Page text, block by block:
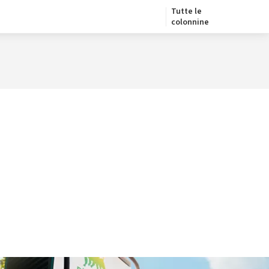
Tutte le
colonnine